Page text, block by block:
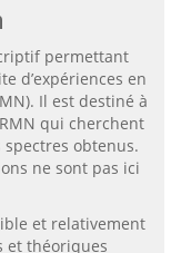
permettant
d’expériences en
Il est destiné à
qui cherchent
obtenus.
ne sont pas ici
et relativement
et théoriques